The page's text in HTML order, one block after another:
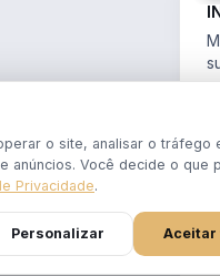
o site, analisar o tráfego
anúncios. Você decide o que
Privacidade.
Personalizar Aceitar